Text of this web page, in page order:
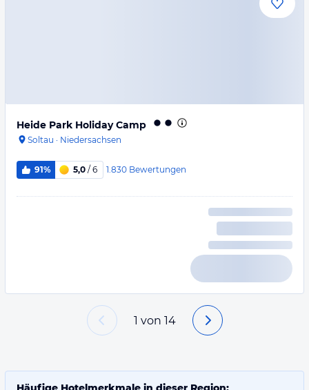
Heide Park Holiday Camp
Soltau · Niedersachsen
91% 5,0 / 6 1.830 Bewertungen
1 von 14